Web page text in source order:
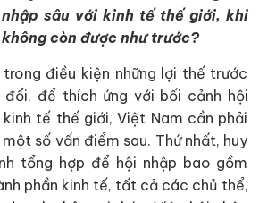
sâu với kinh tế thế giới, khi
còn được như trước?
điều kiện những lợi thế trước
đổi, để thích ứng với bối cảnh hội
kinh tế thế giới, Việt Nam cần phải
số vấn điểm sau. Thứ nhất, huy
tổng hợp để hội nhập bao gồm
phần kinh tế, tất cả các chủ thể,